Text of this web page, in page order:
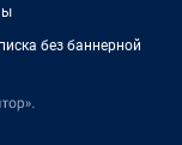
без баннерной